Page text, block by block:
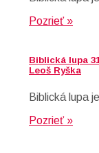
Pozrieť »
Biblická lupa
Leoš Ryška
Biblická lupa
Pozrieť »